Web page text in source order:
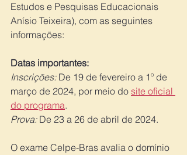
Estudos e Pesquisas Educacionais
Anísio Teixeira), com as seguintes
informações:
Datas importantes:
Inscrições: De 19 de fevereiro a 1º de
março de 2024, por meio do site oficial
do programa.
Prova: De 23 a 26 de abril de 2024.
O exame Celpe-Bras avalia o domínio